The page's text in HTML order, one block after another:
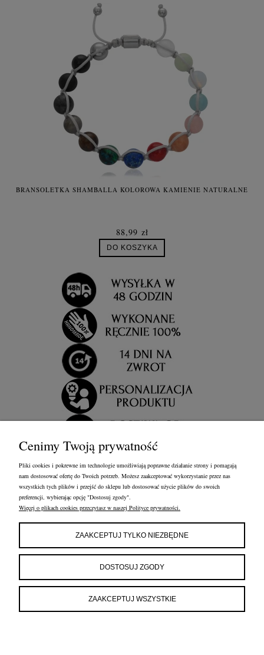
BRANSOLETKA SHAMBALLA KOLOROWA KAMIENIE NATURALNE
88,99 zł
DO KOSZYKA
OBSŁUGA KLIENTA FRANCOW JEWELRY
FRANCOW JEWELRY
ul. Kossaka 4/8, 49-200 Grodków
tel:660596974
e-mail:shop@francow.com
NIP: 7471775402
Cenimy Twoją prywatność
Pliki cookies i pokrewne im technologie umożliwiają poprawne działanie strony i pomagają
nam dostosować ofertę do Twoich potrzeb. Możesz zaakceptować wykorzystanie przez nas
wszystkich tych plików i przejść do sklepu lub dostosować użycie plików do swoich
preferencji, wybierając opcję "Dostosuj zgody".
Więcej o plikach cookies przeczytasz w naszej Polityce prywatności.
ZAAKCEPTUJ TYLKO NIEZBĘDNE
DOSTOSUJ ZGODY
ZAAKCEPTUJ WSZYSTKIE